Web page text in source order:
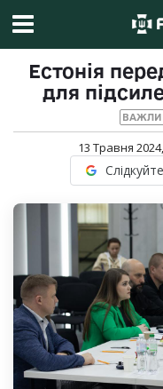
Естонія
для
13 Травня